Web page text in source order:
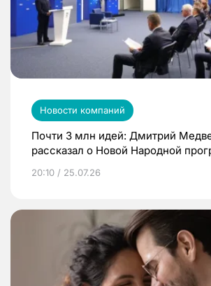
Новости компаний
Почти 3 млн идей: Дмитрий
рассказал о Новой Народной
20:10 / 25.07.26